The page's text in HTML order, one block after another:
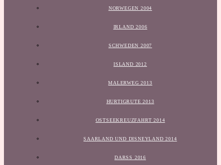
NORWEGEN 2004
IRLAND 2006
SCHWEDEN 2007
ISLAND 2012
MALERWEG 2013
HURTIGRUTE 2013
OSTSEEKREUZFAHRT 2014
SAARLAND UND DISNEYLAND 2014
DARSS 2016